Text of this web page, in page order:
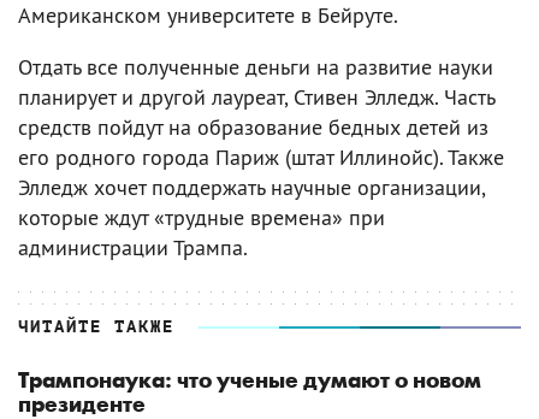
Американском университете в Бейруте.
Отдать все полученные деньги на развитие науки
планирует и другой лауреат, Стивен Элледж. Часть
средств пойдут на образование бедных детей из
его родного города Париж (штат Иллинойс). Также
Элледж хочет поддержать научные организации,
которые ждут «трудные времена» при
администрации Трампа.
ЧИТАЙТЕ ТАКЖЕ
Трампонаука: что ученые думают о новом
президенте